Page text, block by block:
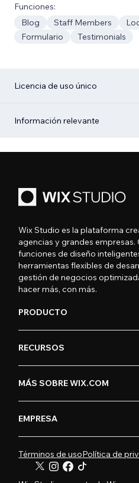
Funciones:
Blog
Staff Members
Formulario
Testimonials
Licencia de uso único
Información relevante
Wix Studio es la plataforma
agencias y grandes empresas.
funciones de diseño
herramientas flexibles de
gestión de negocios
hacer más, con más.
PRODUCTO
RECURSOS
MÁS SOBRE WIX.COM
EMPRESA
Términos de usoPolítica de